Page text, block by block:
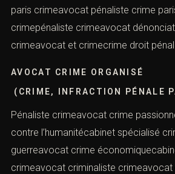
paris crimeavocat pénaliste crime
crimepénaliste crimeavocat
crimeavocat et crimecrime droit
AVOCAT CRIME ORGANISÉ
(CRIME, INFRACTION PÉNALE
Pénaliste crimeavocat crime
contre l’humanitécabinet spécialisé
guerreavocat crime
crimeavocat criminaliste